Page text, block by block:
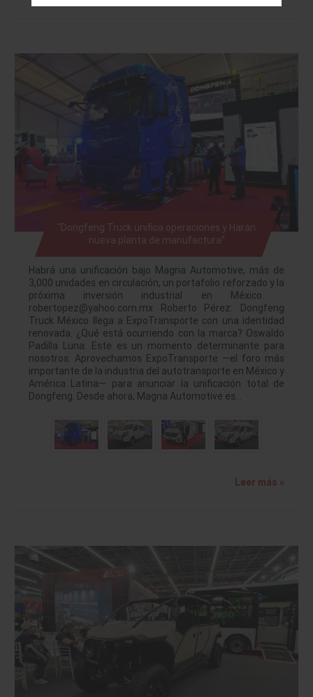
“Dongfeng Truck unifica operaciones y Harán
nueva planta de manufactura”
Habrá una unificación bajo Magna Automotive, más de
3,000 unidades en circulación, un portafolio reforzado y la
próxima inversión industrial en México.
robertopez@yahoo.com.mx Roberto Pérez: Dongfeng
Truck México llega a ExpoTransporte con una identidad
renovada. ¿Qué está ocurriendo con la marca? Oswaldo
Padilla Luna: Este es un momento determinante para
nosotros. Aprovechamos ExpoTransporte —el foro más
importante de la industria del autotransporte en México y
América Latina— para anunciar la unificación total de
Dongfeng. Desde ahora, Magna Automotive es…
Leer más »